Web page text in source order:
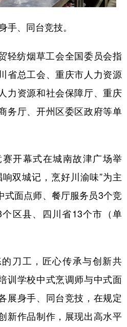
手、同台竞技。
纺烟草工会全国委员会指
省总工会、重庆市人力资源
力资源和社会保障厅、重庆
务厅、开州区委区政府等单
开幕式在城南故津广场举
双城记，烹好川渝味”为主
式面点师、餐厅服务员3个竞
区县、四川省13个市（单
刀工，匠心传承与创新共
训学校中式烹调师与中式面
展身手、同台竞技，在规定
新作品制作，展现出高水平